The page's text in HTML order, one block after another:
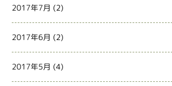
2017年7月 (2)
2017年6月 (2)
2017年5月 (4)